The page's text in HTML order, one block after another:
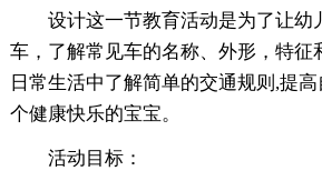
设计这一节教育活动是为了让幼
车，了解常见车的名称、外形，特征
日常生活中了解简单的交通规则,提
个健康快乐的宝宝。
活动目标：